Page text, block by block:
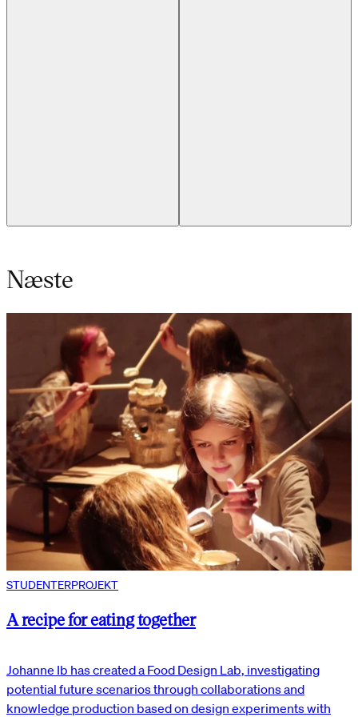
Næste
STUDENTERPROJEKT
A recipe for eating together
Johanne Ib has created a Food Design Lab, investigating
potential future scenarios through collaborations and
knowledge production based on design experiments with